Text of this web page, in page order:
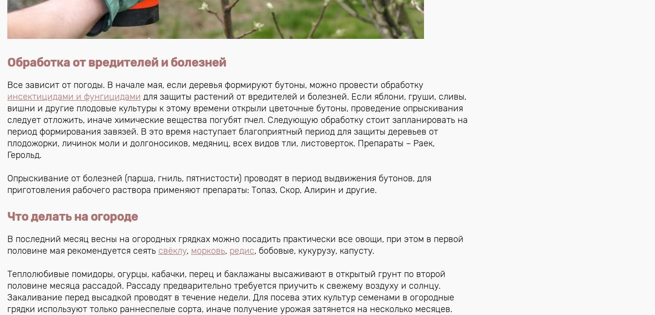
Обработка от вредителей и болезней
Все зависит от погоды. В начале мая, если деревья формируют бутоны, можно провести обработку
инсектицидами и фунгицидами для защиты растений от вредителей и болезней. Если яблони, груши, сливы,
вишни и другие плодовые культуры к этому времени открыли цветочные бутоны, проведение опрыскивания
следует отложить, иначе химические вещества погубят пчел. Следующую обработку стоит запланировать на
период формирования завязей. В это время наступает благоприятный период для защиты деревьев от
плодожорки, личинок моли и долгоносиков, медяниц, всех видов тли, листоверток. Препараты – Раек,
Герольд.
Опрыскивание от болезней (парша, гниль, пятнистости) проводят в период выдвижения бутонов, для
приготовления рабочего раствора применяют препараты: Топаз, Скор, Алирин и другие.
Что делать на огороде
В последний месяц весны на огородных грядках можно посадить практически все овощи, при этом в первой
половине мая рекомендуется сеять свёклу, морковь, редис, бобовые, кукурузу, капусту.
Теплолюбивые помидоры, огурцы, кабачки, перец и баклажаны высаживают в открытый грунт по второй
половине месяца рассадой. Рассаду предварительно требуется приучить к свежему воздуху и солнцу.
Закаливание перед высадкой проводят в течение недели. Для посева этих культур семенами в огородные
грядки используют только раннеспелые сорта, иначе получение урожая затянется на несколько месяцев.